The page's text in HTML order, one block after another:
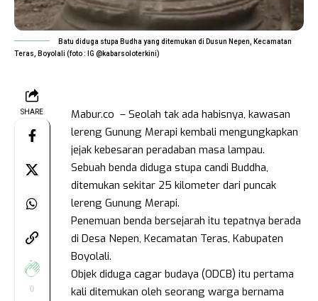
Batu diduga stupa Budha yang ditemukan di Dusun Nepen, Kecamatan
Teras, Boyolali (foto : IG @kabarsoloterkini)
SHARE
0
Mabur.co – Seolah tak ada habisnya, kawasan
lereng Gunung Merapi kembali mengungkapkan
jejak kebesaran peradaban masa lampau.
Sebuah benda diduga stupa candi Buddha,
ditemukan sekitar 25 kilometer dari puncak
lereng Gunung Merapi.
Penemuan benda bersejarah itu tepatnya berada
di Desa Nepen, Kecamatan Teras, Kabupaten
Boyolali.
Objek diduga cagar budaya (ODCB) itu pertama
kali ditemukan oleh seorang warga bernama